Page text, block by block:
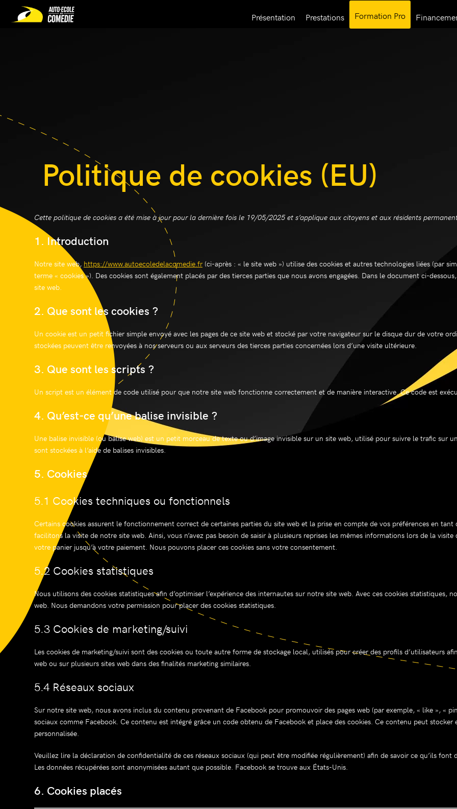
Présentation Prestations Formation Pro
Politique de cookies (EU)
Cette politique de cookies a été mise à jour pour la dernière fois le 19/05/2025 et s’applique aux citoyens et aux résidents
1. Introduction
Notre site web, https://www.autoecoledelacomedie.fr(ci-après : « le site web ») utilise des cookies et autres technologies liées (par
terme « cookies »). Des cookies sont également placés par des tierces parties que nous avons engagées. Dans le document ci-
site web.
2. Que sont les cookies ?
Un cookie est un petit fichier simple envoyé avec les pages de ce site web et stocké par votre navigateur sur le disque dur de votre
stockées peuvent être renvoyées à nos serveurs ou aux serveurs des tierces parties concernées lors d’une visite ultérieure.
3. Que sont les scripts ?
Un script est un élément de code utilisé pour que notre site web fonctionne correctement et de manière interactive. Ce code est
4. Qu’est-ce qu’une balise invisible ?
Une balise invisible (ou balise web) est un petit morceau de texte ou d’image invisible sur un site web, utilisé pour suivre le trafic sur
sont stockées à l’aide de balises invisibles.
5. Cookies
5.1 Cookies techniques ou fonctionnels
Certains cookies assurent le fonctionnement correct de certaines parties du site web et la prise en compte de vos préférences en
facilitons la visite de notre site web. Ainsi, vous n’avez pas besoin de saisir à plusieurs reprises les mêmes informations lors de la
votre panier jusqu’à votre paiement. Nous pouvons placer ces cookies sans votre consentement.
5.2 Cookies statistiques
Nous utilisons des cookies statistiques afin d’optimiser l’expérience des internautes sur notre site web. Avec ces cookies statistiques,
web. Nous demandons votre permission pour placer des cookies statistiques.
5.3 Cookies de marketing/suivi
Les cookies de marketing/suivi sont des cookies ou toute autre forme de stockage local, utilisés pour créer des profils d’utilisateurs
web ou sur plusieurs sites web dans des finalités marketing similaires.
5.4 Réseaux sociaux
Sur notre site web, nous avons inclus du contenu provenant de Facebook pour promouvoir des pages web (par exemple, « like », «
sociaux comme Facebook. Ce contenu est intégré grâce un code obtenu de Facebook et place des cookies. Ce contenu peut
personnalisée.
Veuillez lire la déclaration de confidentialité de ces réseaux sociaux (qui peut être modifiée régulièrement) afin de savoir ce qu’ils font
Les données récupérées sont anonymisées autant que possible. Facebook se trouve aux États-Unis.
6. Cookies placés